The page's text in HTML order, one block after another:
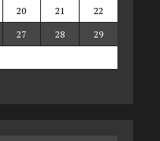
20 21
22
27 28
29